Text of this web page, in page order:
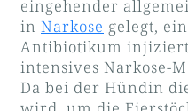
eingehender
in Narkose gelegt,
Antibiotikum
intensives Narkose-
Da bei der Hündin